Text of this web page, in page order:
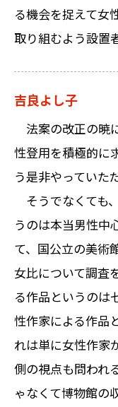
る機会を捉えて女
取り組むよう設置
吉良よし子
法案の改正の暁
性登用を積極的に
う是非やっていた
そうでなくても
うのは本当男性中
て、国公立の美術
女比について調査
る作品というのは
性作家による作品
れは単に女性作家
側の視点も問われ
ゃなくて博物館の